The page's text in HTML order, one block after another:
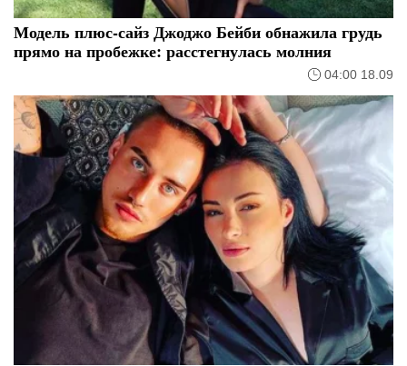
Модель плюс-сайз Джоджо Бейби обнажила грудь
прямо на пробежке: расстегнулась молния
04:00 18.09